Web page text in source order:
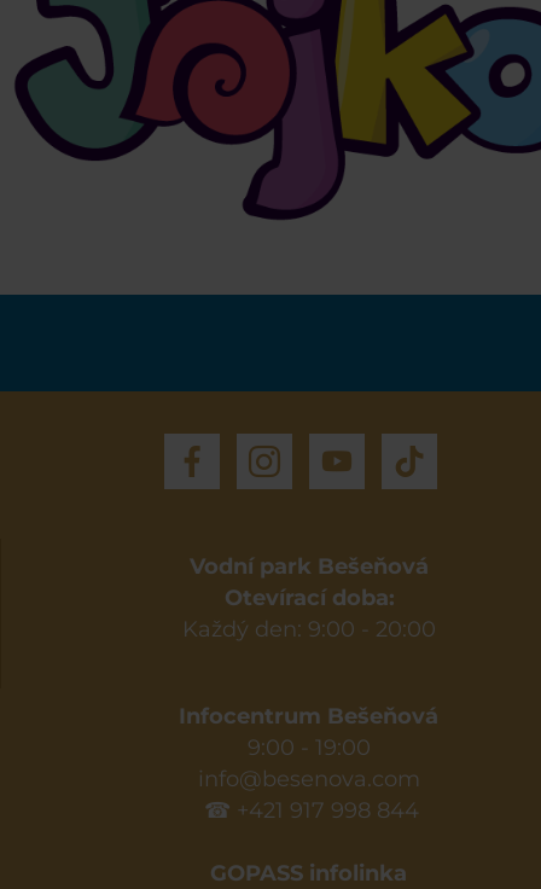
Vodní park Bešeňová
Otevírací doba:
Každý den: 9:00 - 20:00
Infocentrum Bešeňová
9:00 - 19:00
info@besenova.com
☎ +421 917 998 844
GOPASS infolinka